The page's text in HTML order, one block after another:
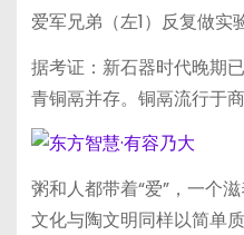
爱军兄弟（左1）反复做实
据考证：新石器时代晚期
青铜鬲并存。铜鬲流行于
粥和人都带着“爱”，一个
文化与陶文明同样以简单